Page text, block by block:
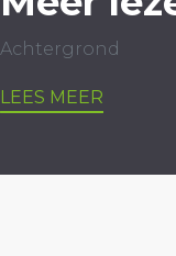
Achtergrond
LEES MEER